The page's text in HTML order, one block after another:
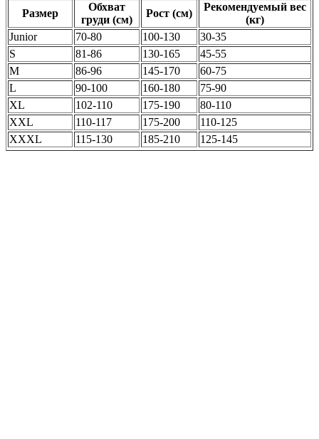
Размер
Обхват
груди (см)
Рост (см)
Рекомендуемый вес
(кг)
Junior
70-80 100-130
30-35
S
81-86 130-165
45-55
M
86-96 145-170
60-75
L
90-100 160-180
75-90
XL
102-110 175-190
80-110
XXL
110-117 175-200
110-125
XXXL
115-130 185-210 125-145